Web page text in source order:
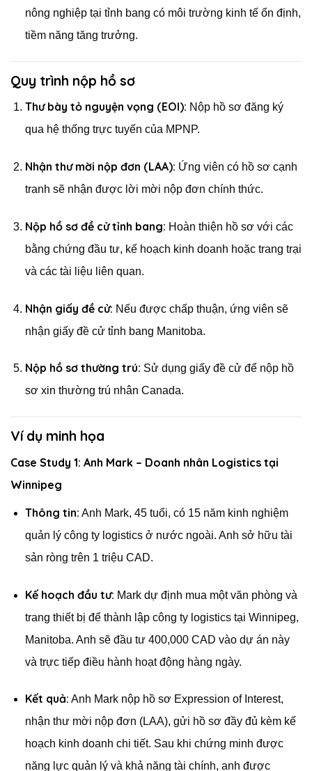
nông nghiệp tại tỉnh bang có môi trường kinh tế ổn định,
tiềm năng tăng trưởng.
Quy trình nộp hồ sơ
Thư bày tỏ nguyện vọng (EOI): Nộp hồ sơ đăng ký
qua hệ thống trực tuyến của MPNP.
Nhận thư mời nộp đơn (LAA): Ứng viên có hồ sơ cạnh
tranh sẽ nhận được lời mời nộp đơn chính thức.
Nộp hồ sơ đề cử tỉnh bang: Hoàn thiện hồ sơ với các
bằng chứng đầu tư, kế hoạch kinh doanh hoặc trang trại
và các tài liệu liên quan.
Nhận giấy đề cử: Nếu được chấp thuận, ứng viên sẽ
nhận giấy đề cử tỉnh bang Manitoba.
Nộp hồ sơ thường trú: Sử dụng giấy đề cử để nộp hồ
sơ xin thường trú nhân Canada.
Ví dụ minh họa
Case Study 1: Anh Mark – Doanh nhân Logistics tại
Winnipeg
Thông tin: Anh Mark, 45 tuổi, có 15 năm kinh nghiệm
quản lý công ty logistics ở nước ngoài. Anh sở hữu tài
sản ròng trên 1 triệu CAD.
Kế hoạch đầu tư: Mark dự định mua một văn phòng và
trang thiết bị để thành lập công ty logistics tại Winnipeg,
Manitoba. Anh sẽ đầu tư 400,000 CAD vào dự án này
và trực tiếp điều hành hoạt động hàng ngày.
Kết quả: Anh Mark nộp hồ sơ Expression of Interest,
nhận thư mời nộp đơn (LAA), gửi hồ sơ đầy đủ kèm kế
hoạch kinh doanh chi tiết. Sau khi chứng minh được
năng lực quản lý và khả năng tài chính, anh được